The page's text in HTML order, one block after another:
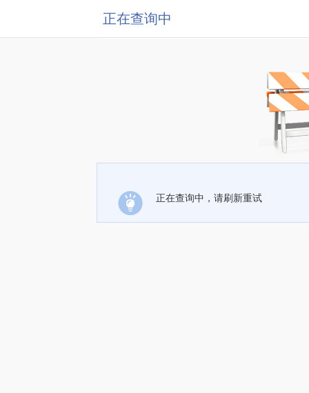
正在查询中
正在查询中，请刷新重试